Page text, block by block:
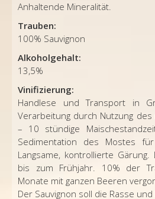
Anhaltende Mineralität.
Trauben:
100% Sauvignon
Alkoholgehalt:
13,5%
Vinifizierung:
Handlese und Transport in
Verarbeitung durch Nutzung
– 10 stündige
Sedimentation des Mostes
Langsame, kontrollierte Gärung.
bis zum Frühjahr. 10% der
Monate mit ganzen Beeren
Der Sauvignon soll die Rasse